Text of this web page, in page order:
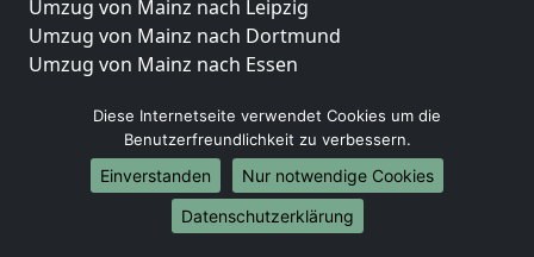
Umzug von Mainz nach Leipzig
Umzug von Mainz nach Dortmund
Umzug von Mainz nach Essen
Umzug von Mainz nach Dresden
Umzug von Mainz nach Hannover
Umzug von Mainz nach Nürnberg
Umzug von Mainz nach Duisburg
Umzug von Mainz nach Bochum
Diese Internetseite verwendet Cookies um die
Benutzerfreundlichkeit zu verbessern.
Einverstanden
Nur notwendige Cookies
Datenschutzerklärung